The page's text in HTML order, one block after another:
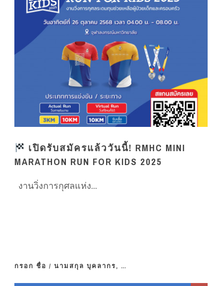
เปิดรับสมัครแล้ววันนี้! RMHC MINI
MARATHON RUN FOR KIDS 2025
งานวิ่งการกุศลแห่ง...
กรอก ชื่อ / นามสกุล บุคลากร, …